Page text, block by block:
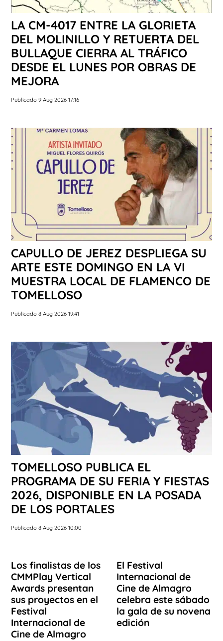
LA CM-4017 ENTRE LA GLORIETA
DEL MOLINILLO Y RETUERTA DEL
BULLAQUE CIERRA AL TRÁFICO
DESDE EL LUNES POR OBRAS DE
MEJORA
Publicado 9 Aug 2026 17:16
CAPULLO DE JEREZ DESPLIEGA SU
ARTE ESTE DOMINGO EN LA VI
MUESTRA LOCAL DE FLAMENCO DE
TOMELLOSO
Publicado 8 Aug 2026 19:41
TOMELLOSO PUBLICA EL
PROGRAMA DE SU FERIA Y FIESTAS
2026, DISPONIBLE EN LA POSADA
DE LOS PORTALES
Publicado 8 Aug 2026 10:00
Los finalistas de los
CMMPlay Vertical
Awards presentan
sus proyectos en el
Festival
Internacional de
Cine de Almagro
El Festival
Internacional de
Cine de Almagro
celebra este sábado
la gala de su novena
edición